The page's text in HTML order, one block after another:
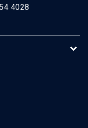
4028